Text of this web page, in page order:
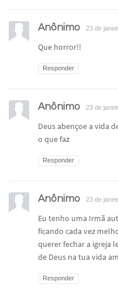
Anônimo 23 de
Que horror!!
Responder
Anônimo 23 de
Deus abençoe a vida
o que faz
Responder
Anônimo 23 de
Eu tenho uma Irmã
ficando cada vez
querer fechar a igreja
de Deus na tua vida
Responder